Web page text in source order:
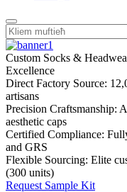
Custom Socks &
Excellence
Direct Factory Source:
artisans
Precision Craftsmanship:
aesthetic caps
Certified Compliance:
and GRS
Flexible Sourcing: Elite
(300 units)
Request Sample Kit